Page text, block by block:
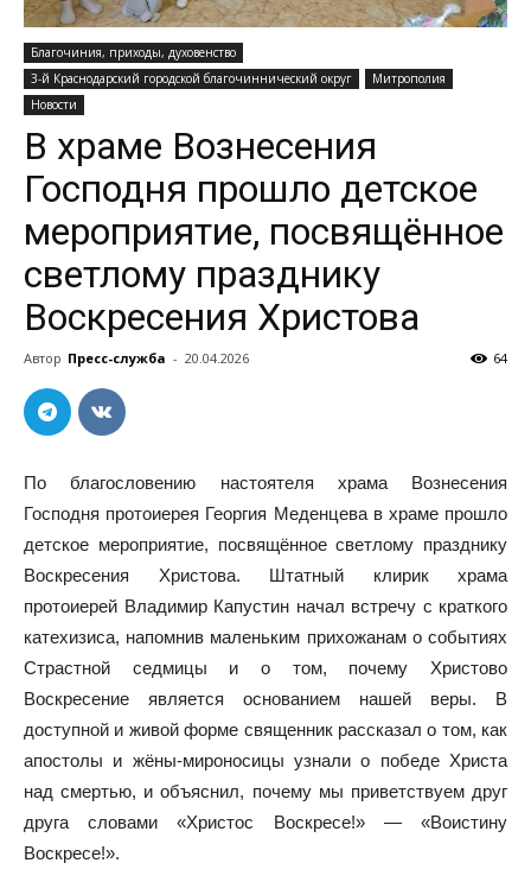
Благочиния, приходы, духовенство
3-й Краснодарский городской благочиннический округ
Митрополия
Новости
В храме Вознесения
Господня прошло детское
мероприятие, посвящённое
светлому празднику
Воскресения Христова
Автор Пресс-служба - 20.04.2026 64
По благословению настоятеля храма Вознесения
Господня протоиерея Георгия Меденцева в храме прошло
детское мероприятие, посвящённое светлому празднику
Воскресения Христова. Штатный клирик храма
протоиерей Владимир Капустин начал встречу с краткого
катехизиса, напомнив маленьким прихожанам о событиях
Страстной седмицы и о том, почему Христово
Воскресение является основанием нашей веры. В
доступной и живой форме священник рассказал о том, как
апостолы и жёны-мироносицы узнали о победе Христа
над смертью, и объяснил, почему мы приветствуем друг
друга словами «Христос Воскресе!» — «Воистину
Воскресе!».